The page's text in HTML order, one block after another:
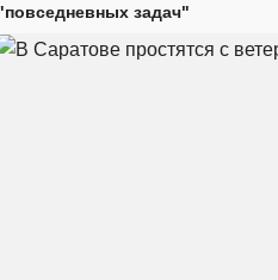
задач"